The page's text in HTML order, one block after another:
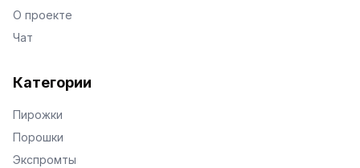
О проекте
Чат
Категории
Пирожки
Порошки
Экспромты